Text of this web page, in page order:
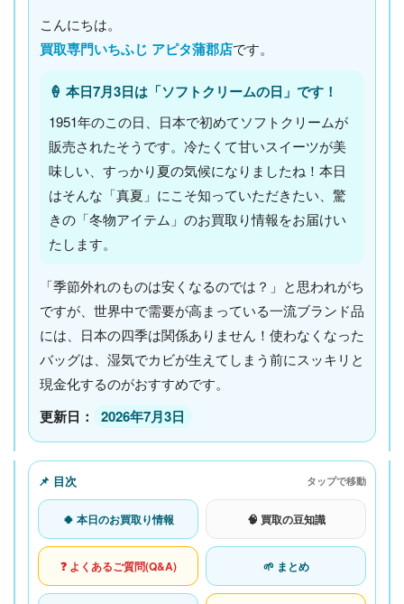
こんにちは。
買取専門いちふじ アピタ蒲郡店です。
🍦 本日7月3日は「ソフトクリームの日」です！
1951年のこの日、日本で初めてソフトクリームが
販売されたそうです。冷たくて甘いスイーツが美
味しい、すっかり夏の気候になりましたね！本日
はそんな「真夏」にこそ知っていただきたい、驚
きの「冬物アイテム」のお買取り情報をお届けい
たします。
「季節外れのものは安くなるのでは？」と思われがち
ですが、世界中で需要が高まっている一流ブランド品
には、日本の四季は関係ありません！使わなくなった
バッグは、湿気でカビが生えてしまう前にスッキリと
現金化するのがおすすめです。
更新日： 2026年7月3日
📌 目次 タップで移動
🍀 本日のお買取り情報 🧠 買取の豆知識
❓ よくあるご質問(Q&A) 🌱 まとめ